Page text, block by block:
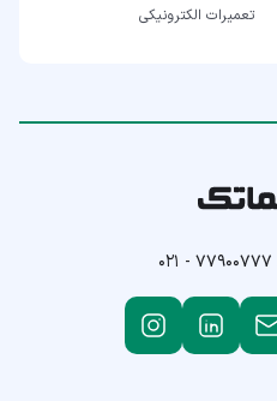
تعمیرات الکترونیکی
۰۲۱ - ۷۷۹۰۰۷۷۷